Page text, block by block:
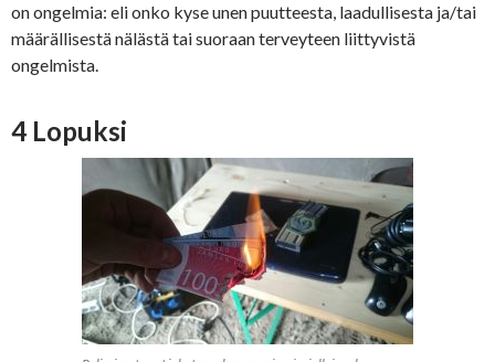
on ongelmia: eli onko kyse unen puutteesta, laadullisesta ja/tai
määrällisestä nälästä tai suoraan terveyteen liittyvistä
ongelmista.
4 Lopuksi